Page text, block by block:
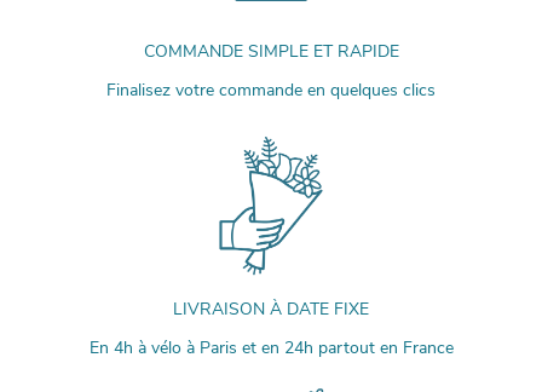
COMMANDE SIMPLE ET RAPIDE
Finalisez votre commande en quelques clics
LIVRAISON À DATE FIXE
En 4h à vélo à Paris et en 24h partout en France